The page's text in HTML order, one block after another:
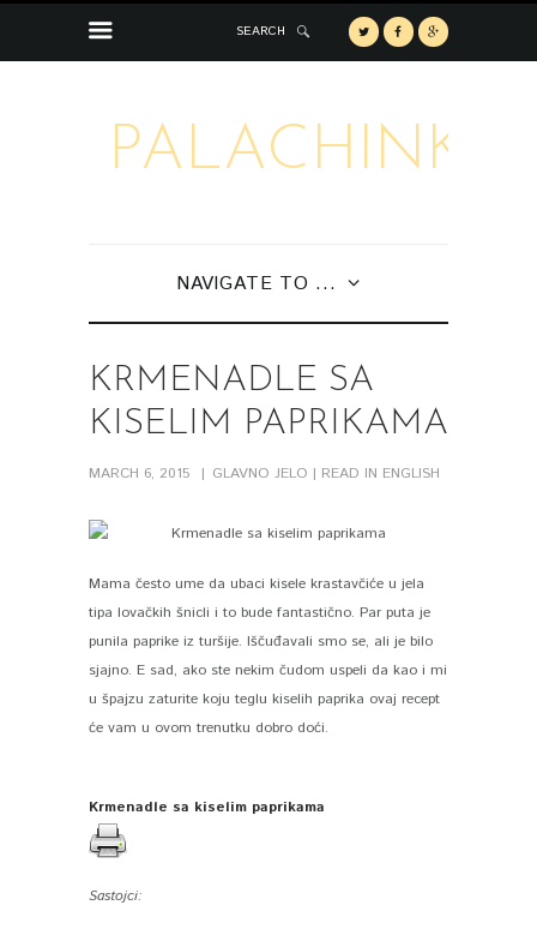
SEARCH
PALACHINKA
NAVIGATE TO ...
KRMENADLE SA
KISELIM PAPRIKAMA
MARCH 6, 2015 GLAVNO JELO | READ IN ENGLISH
Mama često ume da ubaci kisele krastavčiće u jela
tipa lovačkih šnicli i to bude fantastično. Par puta je
punila paprike iz turšije. Iščuđavali smo se, ali je bilo
sjajno. E sad, ako ste nekim čudom uspeli da kao i mi
u špajzu zaturite koju teglu kiselih paprika ovaj recept
će vam u ovom trenutku dobro doći.
Krmenadle sa kiselim paprikama
Sastojci: